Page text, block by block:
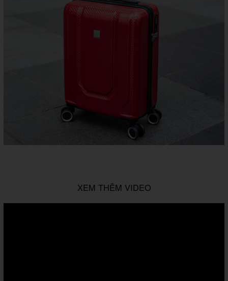
XEM THÊM VIDEO